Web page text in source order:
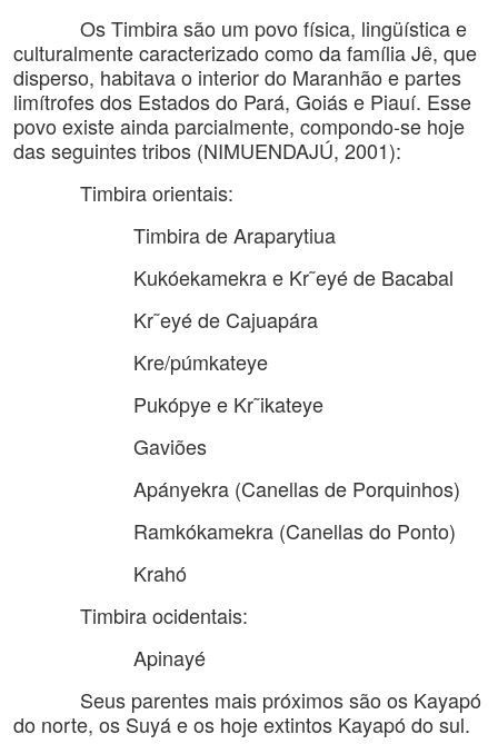
Os Timbira são um povo física, lingüística e
culturalmente caracterizado como da família Jê, que
disperso, habitava o interior do Maranhão e partes
limítrofes dos Estados do Pará, Goiás e Piauí. Esse
povo existe ainda parcialmente, compondo-se hoje
das seguintes tribos (NIMUENDAJÚ, 2001):
Timbira orientais:
Timbira de Araparytiua
Kukóekamekra e Kr˜eyé de Bacabal
Kr˜eyé de Cajuapára
Kre/púmkateye
Pukópye e Kr˜ikateye
Gaviões
Apányekra (Canellas de Porquinhos)
Ramkókamekra (Canellas do Ponto)
Krahó
Timbira ocidentais:
Apinayé
Seus parentes mais próximos são os Kayapó
do norte, os Suyá e os hoje extintos Kayapó do sul.